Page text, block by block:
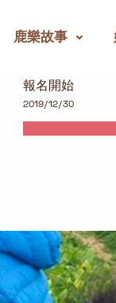
鹿樂故事
報名開始
2019/12/30